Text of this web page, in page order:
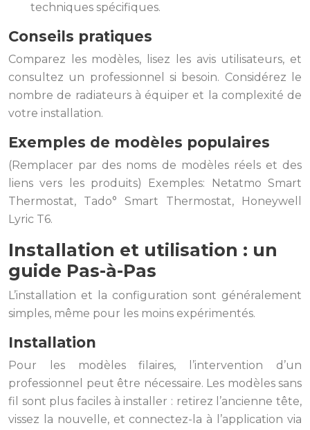
techniques spécifiques.
Conseils pratiques
Comparez les modèles, lisez les avis utilisateurs, et
consultez un professionnel si besoin. Considérez le
nombre de radiateurs à équiper et la complexité de
votre installation.
Exemples de modèles populaires
(Remplacer par des noms de modèles réels et des
liens vers les produits) Exemples: Netatmo Smart
Thermostat, Tado° Smart Thermostat, Honeywell
Lyric T6.
Installation et utilisation : un
guide Pas-à-Pas
L’installation et la configuration sont généralement
simples, même pour les moins expérimentés.
Installation
Pour les modèles filaires, l’intervention d’un
professionnel peut être nécessaire. Les modèles sans
fil sont plus faciles à installer : retirez l’ancienne tête,
vissez la nouvelle, et connectez-la à l’application via